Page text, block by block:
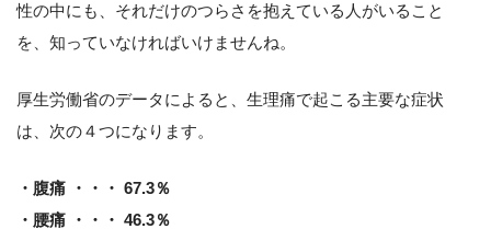
性の中にも、それだけのつらさを抱えている人がいること
を、知っていなければいけませんね。
厚生労働省のデータによると、生理痛で起こる主要な症状
は、次の４つになります。
・腹痛 ・・・ 67.3％
・腰痛 ・・・ 46.3％